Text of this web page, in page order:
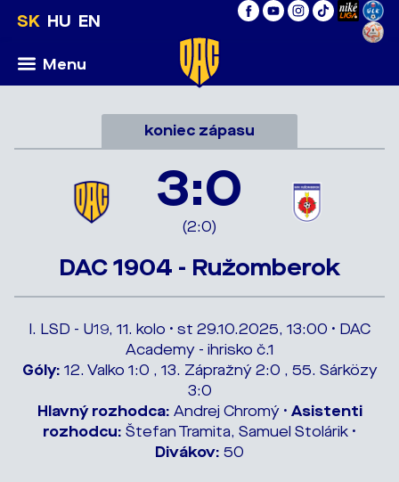
SK HU EN
Menu
koniec zápasu
3:0
(2:0)
DAC 1904 - Ružomberok
I. LSD - U19, 11. kolo • st 29.10.2025, 13:00 • DAC
Academy - ihrisko č.1
Góly: 12. Valko 1:0 , 13. Zápražný 2:0 , 55. Sárközy
3:0
Hlavný rozhodca: Andrej Chromý • Asistenti
rozhodcu: Štefan Tramita, Samuel Stolárik •
Divákov: 50